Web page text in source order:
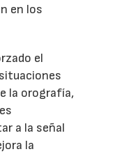
en los
el
la orografía,
a la señal
la